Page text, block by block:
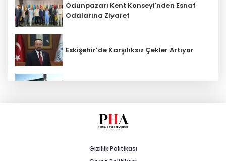
Odunpazarı Kent Konseyi'nden Esnaf
Odalarına Ziyaret
Eskişehir’de Karşılıksız Çekler Artıyor
MHP'li Cengiz: "Yalnızca Ağaçlar Değil,
Gizlilik Politikası